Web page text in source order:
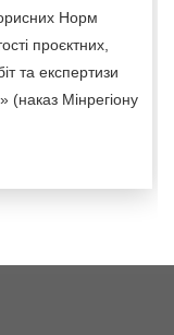
Норм
проєктних,
та експертизи
(наказ Мінрегіону